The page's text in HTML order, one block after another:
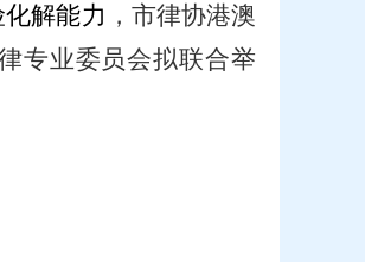
解能力 ，市律协港澳
专业委员会拟联合举